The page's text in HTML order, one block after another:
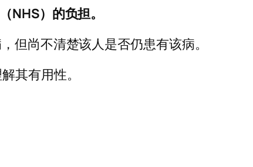
）的负担。
但尚不清楚该人是否仍患有该病。
其有用性。